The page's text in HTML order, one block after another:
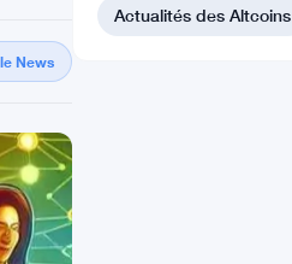
News
Actualités des Altcoins